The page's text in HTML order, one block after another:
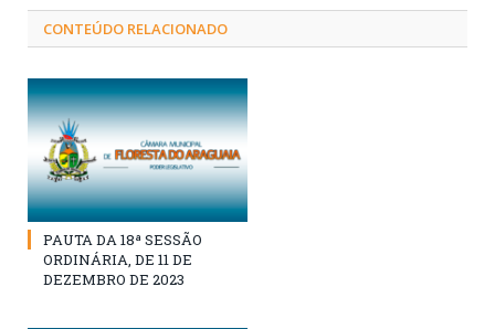
CONTEÚDO RELACIONADO
PAUTA DA 18ª SESSÃO
ORDINÁRIA, DE 11 DE
DEZEMBRO DE 2023